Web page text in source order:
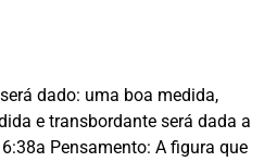
dado: uma boa medida,
e transbordante será dada a
Pensamento: A figura que